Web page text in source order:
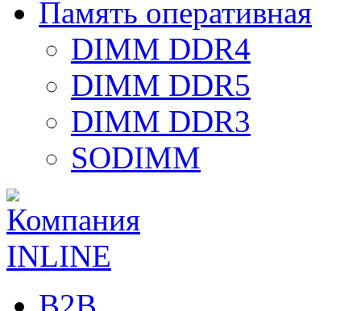
Память оперативная
DIMM DDR4
DIMM DDR5
DIMM DDR3
SODIMM